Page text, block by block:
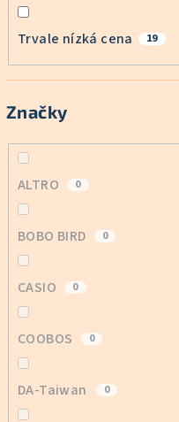
Trvale nízká cena 19
Značky
ALTRO 0
BOBO BIRD 0
CASIO 0
COOBOS 0
DA-Taiwan 0